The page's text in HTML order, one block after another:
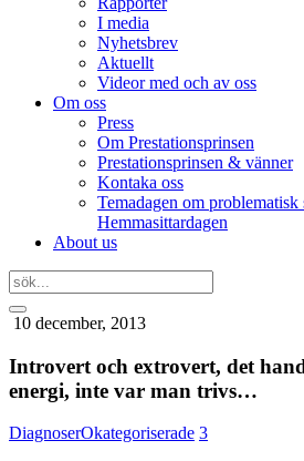
I media
Nyhetsbrev
Aktuellt
Videor med och av oss
Om oss
Press
Om Prestationsprinsen
Prestationsprinsen & vänner
Kontaka oss
Temadagen om
Hemmasittardagen
About us
10 december, 2013
Introvert och extrovert, det
energi, inte var man trivs…
DiagnoserOkategoriserade 3